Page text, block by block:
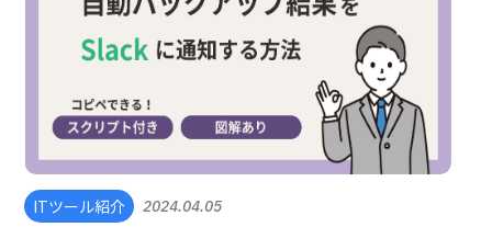
ITツール紹介 2024.04.05